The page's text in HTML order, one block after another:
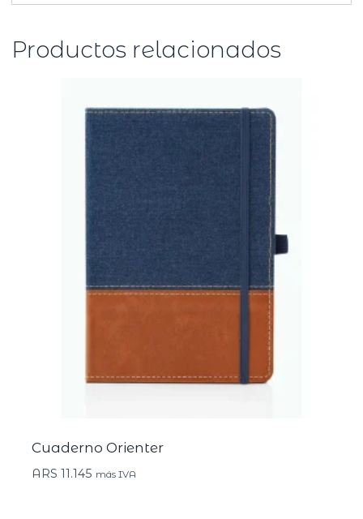
Productos relacionados
Cuaderno Orienter
ARS 11.145 más IVA